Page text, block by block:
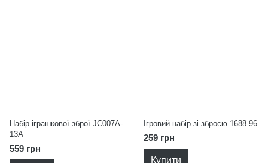
Набір іграшкової зброї JC007A-
13A
559 грн
Ігровий набір зі зброєю 1688-96
259 грн
Купити